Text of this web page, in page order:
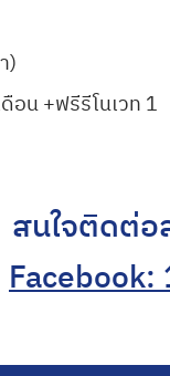
)
อน +ฟรีรีโนเวท 1
สนใจติดต่